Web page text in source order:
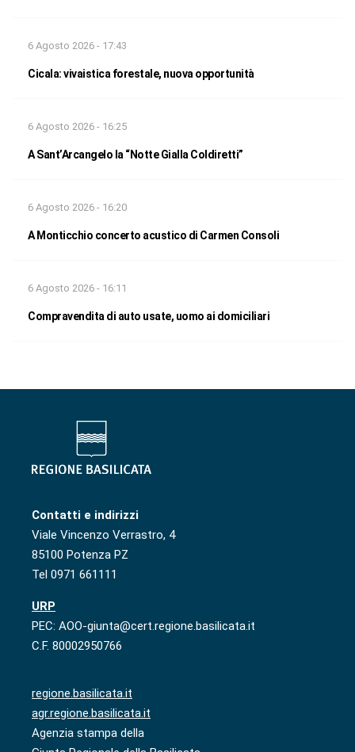
6 Agosto 2026 - 17:43
Cicala: vivaistica forestale, nuova opportunità
6 Agosto 2026 - 16:25
A Sant’Arcangelo la “Notte Gialla Coldiretti”
6 Agosto 2026 - 16:20
A Monticchio concerto acustico di Carmen Consoli
6 Agosto 2026 - 16:11
Compravendita di auto usate, uomo ai domiciliari
Contatti e indirizzi
Viale Vincenzo Verrastro, 4
85100 Potenza PZ
Tel 0971 661111
URP
PEC: AOO-giunta@cert.regione.basilicata.it
C.F. 80002950766
regione.basilicata.it
agr.regione.basilicata.it
Agenzia stampa della